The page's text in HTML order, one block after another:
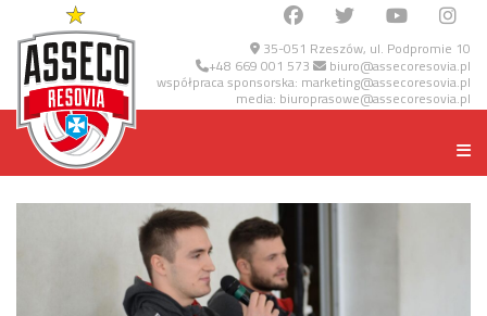
35-051 Rzeszów, ul. Podpromie 10
+48 669 001 573 biuro@assecoresovia.pl
współpraca sponsorska: marketing@assecoresovia.pl
media: biuroprasowe@assecoresovia.pl